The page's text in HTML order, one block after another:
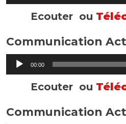
Ecouter ou
Communication
Lecteur
audio
00:00
Ecouter ou
Communication